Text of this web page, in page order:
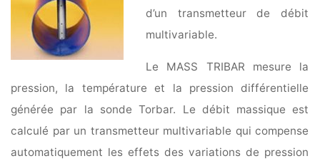
d’un transmetteur de débit
multivariable.
Le MASS TRIBAR mesure la
pression, la température et la pression différentielle
générée par la sonde Torbar. Le débit massique est
calculé par un transmetteur multivariable qui compense
automatiquement les effets des variations de pression